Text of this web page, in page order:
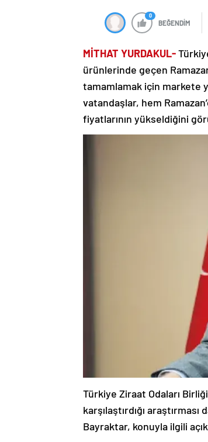
0
BEĞENDİM
MİTHAT YURDAKUL-
ürünlerinde geçen
tamamlamak için markete
vatandaşlar, hem
fiyatlarının yükseldiğini
Türkiye Ziraat Odaları
karşılaştırdığı
Bayraktar, konuyla ilgili